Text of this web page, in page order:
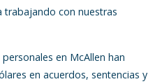
trabajando con nuestras
en McAllen han
en acuerdos, sentencias y